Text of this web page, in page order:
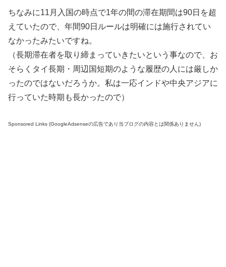
ちなみに11月入国の時点で1年の間の滞在期間は90日を超
えていたので、年間90日ルールは明確には施行されてい
なかったみたいですね。
（長期滞在者を取り締まっていきたいという事なので、お
そらくタイ長期・周辺国短期のような履歴の人には厳しか
ったのではないだろうか。私は一応インドや中央アジアに
行っていた時期も長かったので）
Sponsored Links (GoogleAdsenseの広告であり当ブログの内容とは関係ありません)